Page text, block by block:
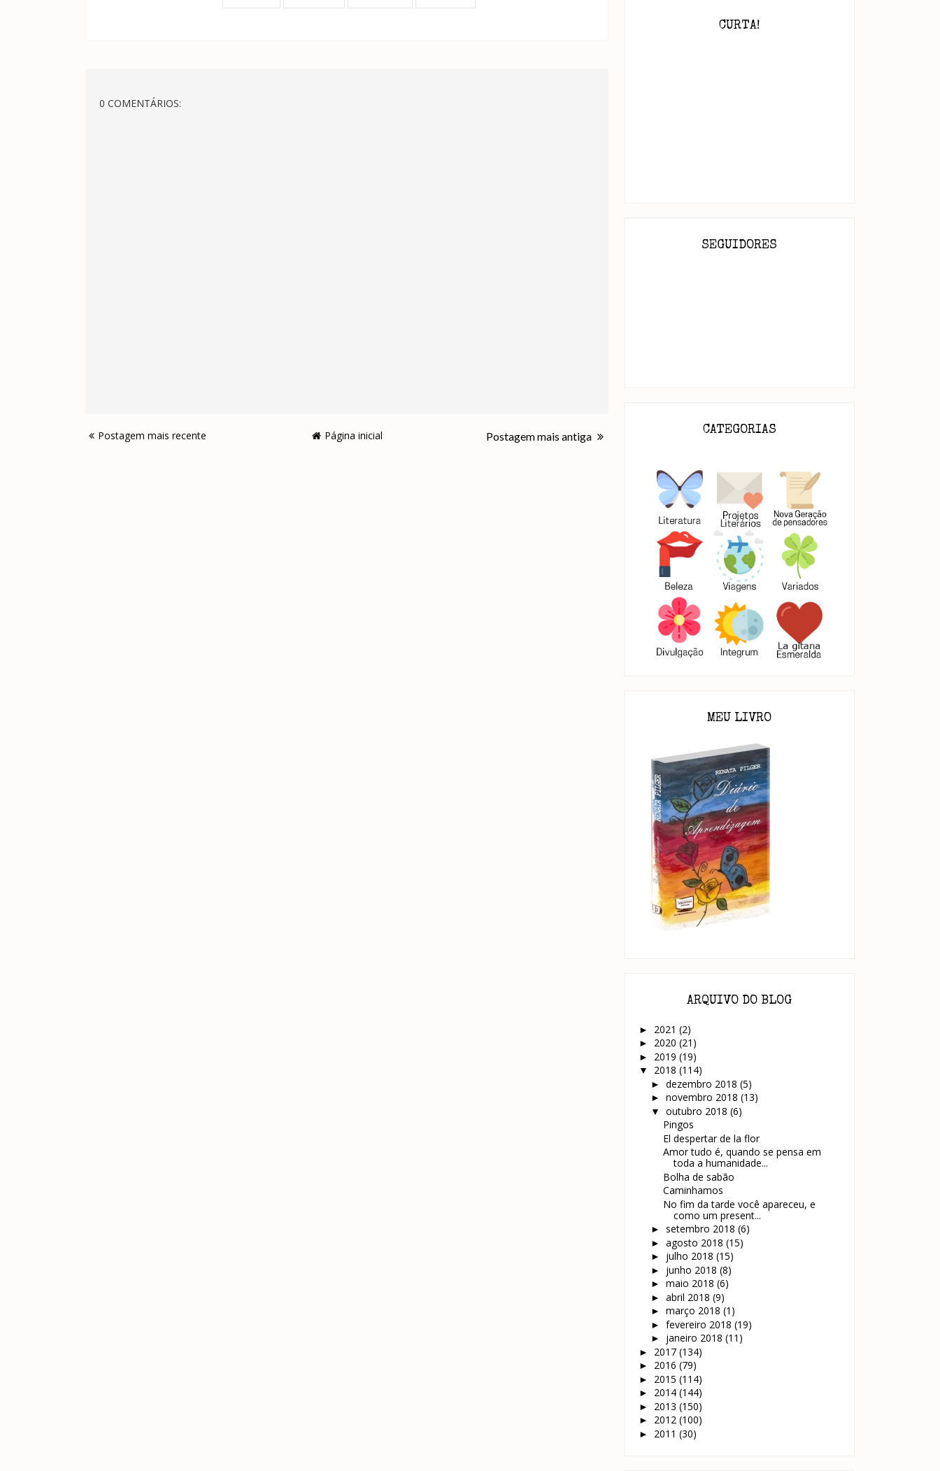
0 COMENTÁRIOS:
Postagem mais recente Postagem mais antiga
Página inicial
CURTA!
SEGUIDORES
CATEGORIAS
MEU LIVRO
ARQUIVO DO BLOG
► 2021 (2)
► 2020 (21)
► 2019 (19)
▼ 2018 (114)
► dezembro 2018 (5)
► novembro 2018 (13)
▼ outubro 2018 (6)
Pingos
El despertar de la flor
Amor tudo é, quando se pensa em
toda a humanidade...
Bolha de sabão
Caminhamos
No fim da tarde você apareceu, e
como um present...
► setembro 2018 (6)
► agosto 2018 (15)
► julho 2018 (15)
► junho 2018 (8)
► maio 2018 (6)
► abril 2018 (9)
► março 2018 (1)
► fevereiro 2018 (19)
► janeiro 2018 (11)
► 2017 (134)
► 2016 (79)
► 2015 (114)
► 2014 (144)
► 2013 (150)
► 2012 (100)
► 2011 (30)